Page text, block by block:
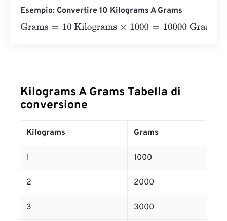
Esempio: Convertire 10 Kilograms A Grams
Grams= 10 Kilograms×1000 =10000 Grams
Kilograms A Grams Tabella di
conversione
Kilograms Grams
1 1000
2 2000
3 3000